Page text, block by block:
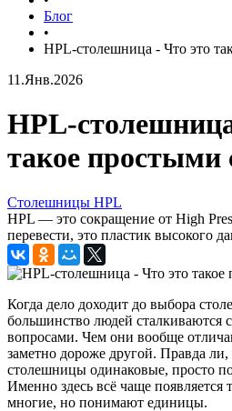
Блог
•
HPL-столешница - Что это
11.Янв.2026
HPL-
такое простыми
Столешницы HPL
HPL — это сокращение от High
перевести, это пластик высокого
Когда дело доходит до выбора
большинство людей сталкиваются
вопросами. Чем они вообще
заметно дороже другой. Правда
столешницы одинаковые, просто
Именно здесь всё чаще
многие, но понимают единицы.